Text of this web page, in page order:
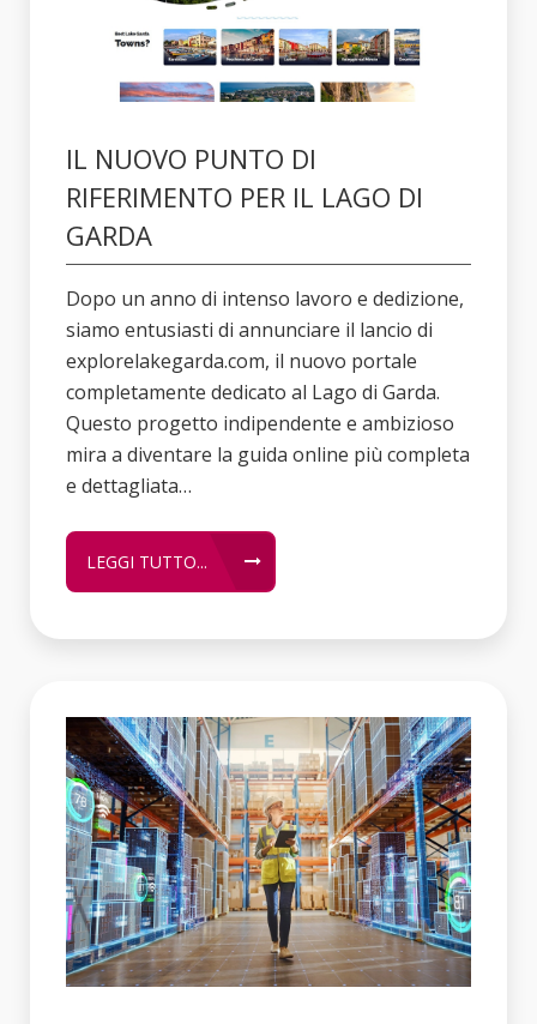
IL NUOVO PUNTO DI
RIFERIMENTO PER IL LAGO DI
GARDA
Dopo un anno di intenso lavoro e dedizione,
siamo entusiasti di annunciare il lancio di
explorelakegarda.com, il nuovo portale
completamente dedicato al Lago di Garda.
Questo progetto indipendente e ambizioso
mira a diventare la guida online più completa
e dettagliata…
LEGGI TUTTO...